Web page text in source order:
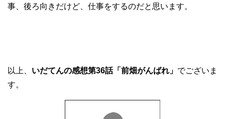
事、後ろ向きだけど、仕事をするのだと思います。
以上、 いだてんの感想第36話「前畑がんばれ」 でございま
す。